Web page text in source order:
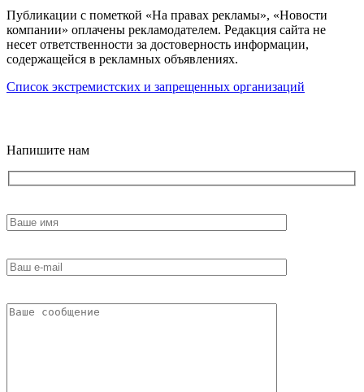
Публикации с пометкой «На правах рекламы», «Новости
компании» оплачены рекламодателем. Редакция сайта не
несет ответственности за достоверность информации,
содержащейся в рекламных объявлениях.
Список экстремистских и запрещенных организаций
Напишите нам